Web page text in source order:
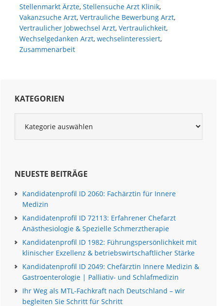
Stellenmarkt Ärzte, Stellensuche Arzt Klinik,
Vakanzsuche Arzt, Vertrauliche Bewerbung Arzt,
Vertraulicher Jobwechsel Arzt, Vertraulichkeit,
Wechselgedanken Arzt, wechselinteressiert,
Zusammenarbeit
Seitenspalte
KATEGORIEN
NEUESTE BEITRÄGE
Kandidatenprofil ID 2060: Fachärztin für Innere
Medizin
Kandidatenprofil ID 72113: Erfahrener Chefarzt
Anästhesiologie & Spezielle Schmerztherapie
Kandidatenprofil ID 1982: Führungspersönlichkeit mit
klinischer Exzellenz & betriebswirtschaftlicher Stärke
Kandidatenprofil ID 2049: Chefärztin Innere Medizin &
Gastroenterologie | Palliativ- und Schlafmedizin
Ihr Weg als MTL-Fachkraft nach Deutschland – wir
begleiten Sie Schritt für Schritt